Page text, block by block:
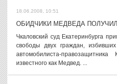
18.06.2008, 10:51
ОБИДЧИКИ МЕДВЕДА
Чкаловский суд Екатеринбурга
свободы двух граждан,
автомобилиста-
известного как Медвед. ...